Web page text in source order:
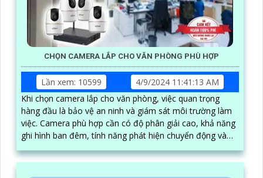
CHỌN CAMERA LẮP CHO VĂN PHÒNG PHÙ HỢP
Lần xem: 10599
4/9/2024 11:41:13 AM
Khi chọn camera lắp cho văn phòng, việc quan trọng
hàng đầu là bảo vệ an ninh và giám sát môi trường làm
việc. Camera phù hợp cần có độ phân giải cao, khả năng
ghi hình ban đêm, tính năng phát hiện chuyển động và
kết nối mạng ổn định